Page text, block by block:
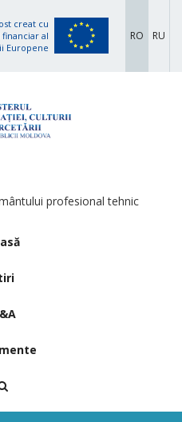
creat cu
al
Europene
RO RU
profesional tehnic